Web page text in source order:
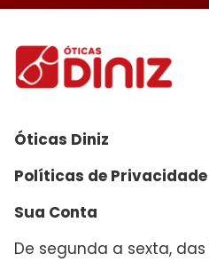
Óticas Diniz
Políticas de Privacidade
Sua Conta
De segunda a sexta, das